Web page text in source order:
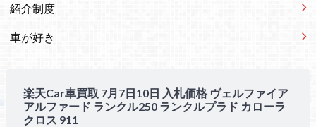
紹介制度
車が好き
楽天Car車買取 7月7日10日 入札価格 ヴェルファイア
アルファード ランクル250 ランクルプラド カローラ
クロス 911